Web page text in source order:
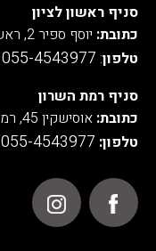
סניף ראשון לציון
כתובת: יוסף ספיר 2, ראשון לציון
טלפון:
055-4543977
סניף רמת השרון
כתובת: אוסישקין 45, רמת השרון
טלפון: 055-4543977